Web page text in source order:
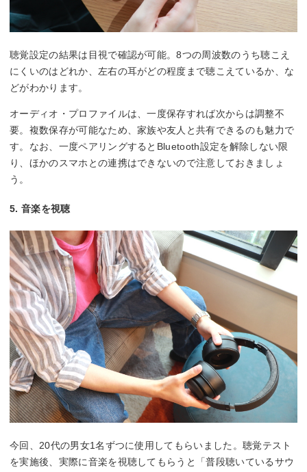
聴覚設定の結果は目視で確認が可能。8つの周波数のうち聴こえ
にくいのはどれか、左右の耳がどの程度まで聴こえているか、な
どがわかります。
オーディオ・プロファイルは、一度保存すれば次からは調整不
要。複数保存が可能なため、家族や友人と共有できるのも魅力で
す。なお、一度ペアリングするとBluetooth設定を解除しない限
り、ほかのスマホとの連携はできないので注意しておきましょ
う。
5. 音楽を視聴
今回、20代の男女1名ずつに使用してもらいました。聴覚テスト
を実施後、実際に音楽を視聴してもらうと「普段聴いているサウ